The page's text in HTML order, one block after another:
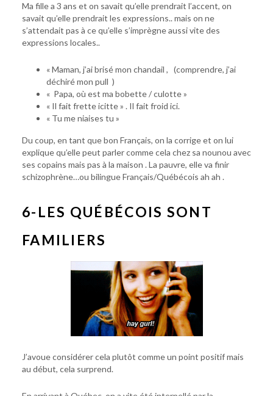
Ma fille a 3 ans et on savait qu’elle prendrait l’accent, on
savait qu’elle prendrait les expressions.. mais on ne
s’attendait pas à ce qu’elle s’imprègne aussi vite des
expressions locales..
« Maman, j’ai brisé mon chandail , (comprendre, j’ai
déchiré mon pull )
« Papa, où est ma bobette / culotte »
« Il fait frette icitte » . Il fait froid ici.
« Tu me niaises tu »
Du coup, en tant que bon Français, on la corrige et on lui
explique qu’elle peut parler comme cela chez sa nounou avec
ses copains mais pas à la maison . La pauvre, elle va finir
schizophrène…ou bilingue Français/Québécois ah ah .
6-LES QUÉBÉCOIS SONT
FAMILIERS
J’avoue considérer cela plutôt comme un point positif mais
au début, cela surprend.